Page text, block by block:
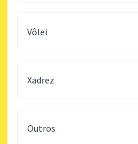
Vôlei
Xadrez
Outros